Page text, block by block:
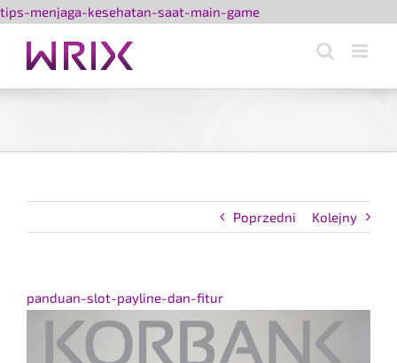
tips-menjaga-kesehatan-saat-main-gamePrzejdź
zawartości
Poprzedni Kolejny
Pokaż
większy
obrazek
panduan-slot-payline-dan-fitur